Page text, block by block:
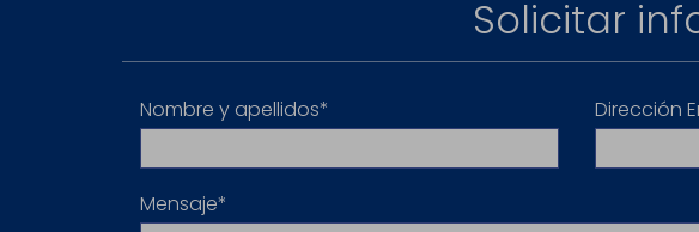
Solicitar
Nombre y apellidos* Dirección
Mensaje*